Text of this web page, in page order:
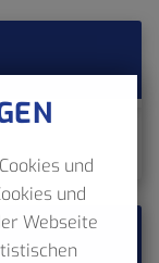
und
und
Webseite